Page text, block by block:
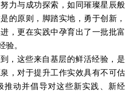
力与成功探索，如同璀璨星辰般
原则，脚踏实地，勇于创新，
，更在实践中孕育出了一批批富
验。
，这些来自基层的鲜活经验，是
，对于提升工作实效具有不可估
推动并倡导对这些新实践、新经